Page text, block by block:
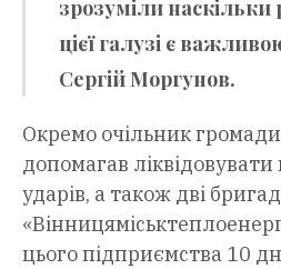
зрозуміли наскільки
цієї галузі є
Сергій Моргунов.
Окремо очільник
допомагав
ударів, а також дві
цього підприємства 10